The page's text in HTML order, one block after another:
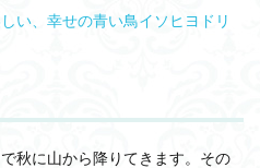
い、幸せの青い鳥イソヒヨドリ
秋に山から降りてきます。その